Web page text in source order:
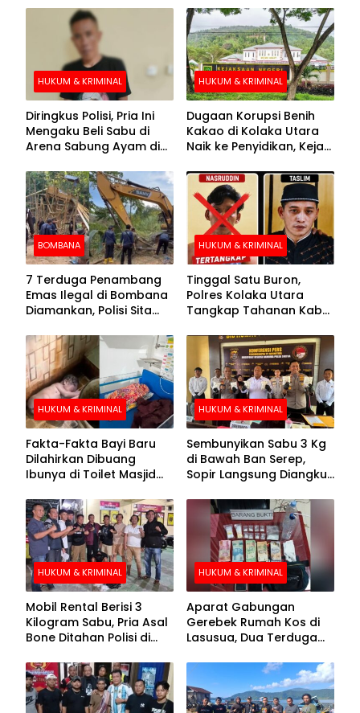
HUKUM & KRIMINAL
Diringkus Polisi, Pria Ini
Mengaku Beli Sabu di
Arena Sabung Ayam di
HUKUM & KRIMINAL
Dugaan Korupsi Benih
Kakao di Kolaka Utara
Naik ke Penyidikan, Kejari
BOMBANA
7 Terduga Penambang
Emas Ilegal di Bombana
Diamankan, Polisi Sita
Crusher
HUKUM & KRIMINAL
Tinggal Satu Buron,
Polres Kolaka Utara
Tangkap Tahanan Kabur
Pengejaran
HUKUM & KRIMINAL
Fakta-Fakta Bayi Baru
Dilahirkan Dibuang
Ibunya di Toilet Masjid
HUKUM & KRIMINAL
Sembunyikan Sabu 3 Kg
di Bawah Ban Serep,
Sopir Langsung Diangkut
HUKUM & KRIMINAL
Mobil Rental Berisi 3
Kilogram Sabu, Pria Asal
Bone Ditahan Polisi di
HUKUM & KRIMINAL
Aparat Gabungan
Gerebek Rumah Kos di
Lasusua, Dua Terduga